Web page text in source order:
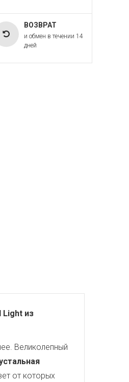
ВОЗВРАТ
и обмен в течении 14
дней
из
Великолепный
от которых